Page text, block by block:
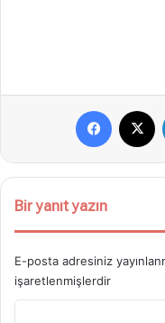
Facebook
Bir yanıt yazın
E-posta adresiniz
işaretlenmişlerdir